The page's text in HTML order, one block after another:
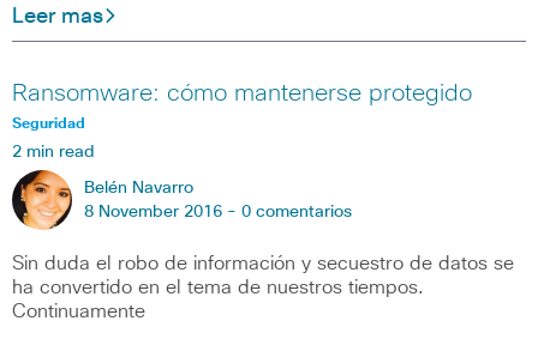
Leer mas
Ransomware: cómo mantenerse protegido
Seguridad
2 min read
Belén Navarro
8 November 2016 - 0 comentarios
Sin duda el robo de información y secuestro de datos se
ha convertido en el tema de nuestros tiempos.
Continuamente